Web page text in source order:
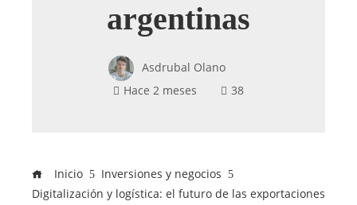
argentinas
Asdrubal Olano
Hace 2 meses
38
Inicio
Inversiones y negocios
Digitalización y logística: el futuro de las exportaciones